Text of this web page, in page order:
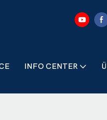
INFO CENTER